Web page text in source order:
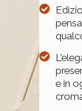
e in